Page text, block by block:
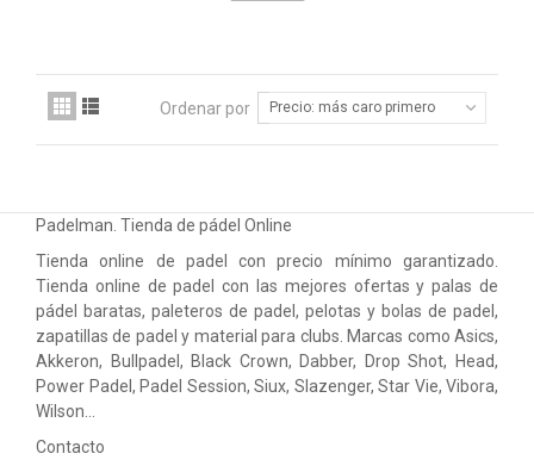
Ordenar por Precio: más caro primero
Padelman. Tienda de pádel Online
Tienda online de padel con precio mínimo garantizado.
Tienda online de padel con las mejores ofertas y palas de
pádel baratas, paleteros de padel, pelotas y bolas de padel,
zapatillas de padel y material para clubs. Marcas como Asics,
Akkeron, Bullpadel, Black Crown, Dabber, Drop Shot, Head,
Power Padel, Padel Session, Siux, Slazenger, Star Vie, Vibora,
Wilson…
Contacto